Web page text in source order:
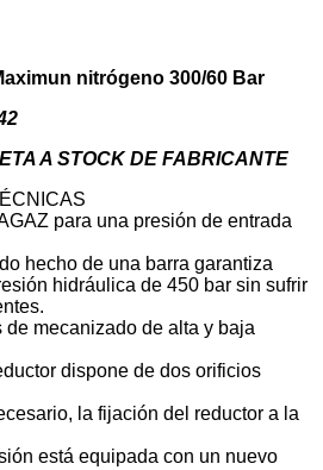
nitrógeno 300/60 Bar
A STOCK DE FABRICANTE
para una presión de entrada
hecho de una barra garantiza
hidráulica de 450 bar sin sufrir
de mecanizado de alta y baja
dispone de dos orificios
la fijación del reductor a la
está equipada con un nuevo